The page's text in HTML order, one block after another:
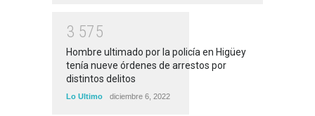
3 575
Hombre ultimado por la policía en Higüey
tenía nueve órdenes de arrestos por
distintos delitos
Lo Ultimo diciembre 6, 2022